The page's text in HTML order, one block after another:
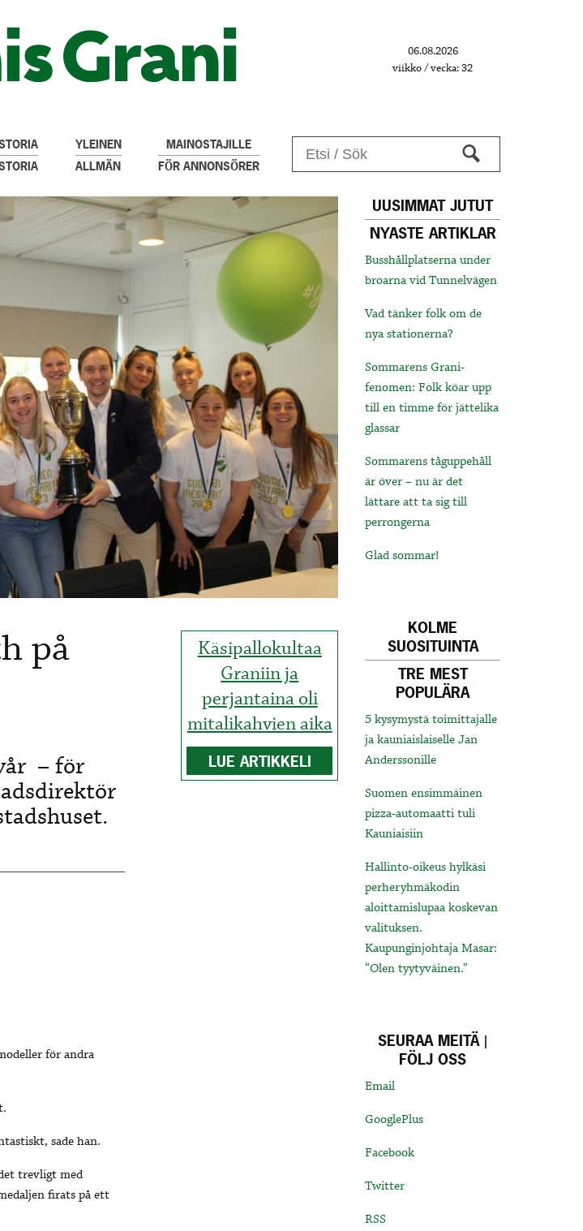
06.08.2026
viikko / vecka: 32
YLEINEN
ALLMÄN
MAINOSTAJILLE
FÖR ANNONSÖRER
Käsipallokultaa
Graniin ja
perjantaina oli
mitalikahvien aika
LUE ARTIKKELI
på
– för
för andra
sade han.
trevligt med
firats på ett
UUSIMMAT JUTUT
NYASTE ARTIKLAR
Busshållplatserna under
broarna vid Tunnelvägen
Vad tänker folk om de
nya stationerna?
Sommarens Grani-
fenomen: Folk köar upp
till en timme för jättelika
glassar
Sommarens tåguppehåll
är över – nu är det
lättare att ta sig till
perrongerna
Glad sommar!
KOLME
SUOSITUINTA
TRE MEST
POPULÄRA
5 kysymystä toimittajalle
ja kauniaislaiselle Jan
Anderssonille
Suomen ensimmäinen
pizza-automaatti tuli
Kauniaisiin
Hallinto-oikeus hylkäsi
perheryhmäkodin
aloittamislupaa koskevan
valituksen.
Kaupunginjohtaja Masar:
“Olen tyytyväinen.”
SEURAA MEITÄ |
FÖLJ OSS
Email
GooglePlus
Facebook
Twitter
RSS